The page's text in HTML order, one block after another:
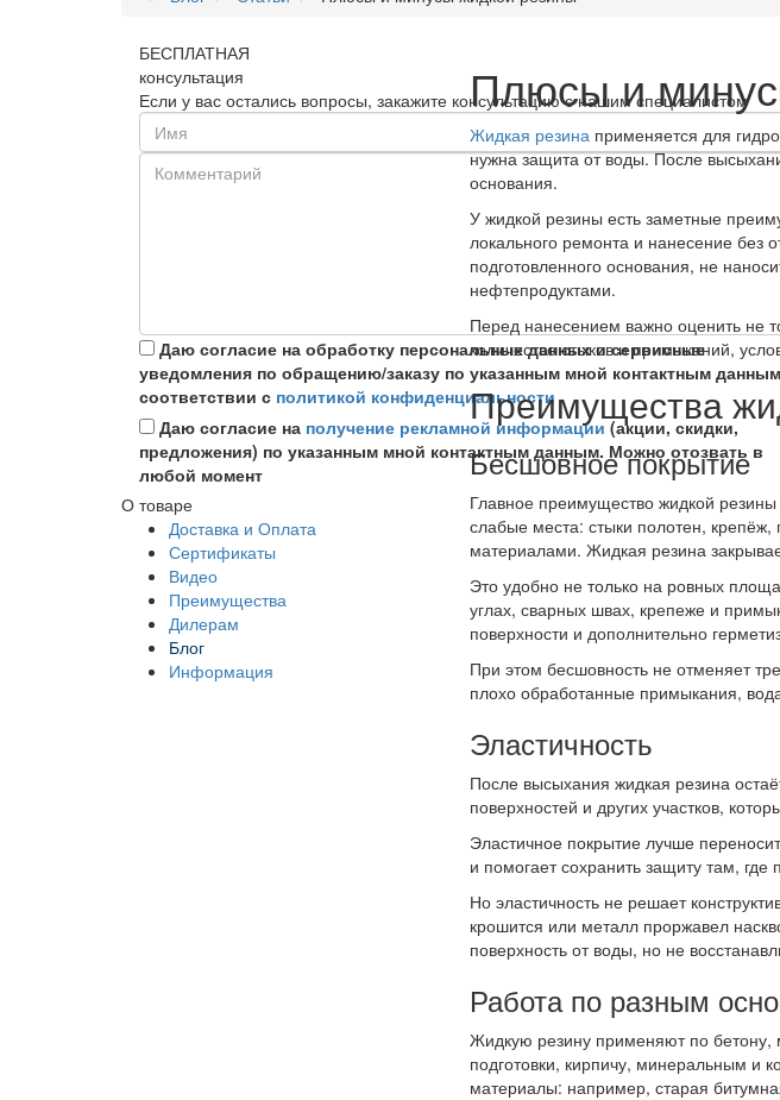
БЕСПЛАТНАЯ
консультация
Если у вас остались вопросы, закажите консультацию с нашим специалистом
Даю согласие на обработку персональных данных и сервисные
уведомления по обращению/заказу по указанным мной контактным
соответствии с политикой конфиденциальности
Даю согласие на получение рекламной информации(акции, скидки,
предложения) по указанным мной контактным данным. Можно отозвать в
любой момент
О товаре
Доставка и Оплата
Сертификаты
Видео
Преимущества
Дилерам
Блог
Информация
Плюсы и
Жидкая резина применяется для
нужна защита от воды. После
основания.
У жидкой резины есть заметные
локального ремонта и нанесение без
подготовленного основания, не
нефтепродуктами.
Перед нанесением важно оценить не
количество стыков и примыканий,
Преимущества
Бесшовное покрытие
Главное преимущество жидкой
слабые места: стыки полотен, крепёж,
материалами. Жидкая резина
Это удобно не только на ровных
углах, сварных швах, крепеже и
поверхности и дополнительно
При этом бесшовность не отменяет
плохо обработанные примыкания,
Эластичность
После высыхания жидкая резина
поверхностей и других участков,
Эластичное покрытие лучше
и помогает сохранить защиту там,
Но эластичность не решает
крошится или металл проржавел
поверхность от воды, но не
Работа по разным
Жидкую резину применяют по бетону,
подготовки, кирпичу, минеральным и
материалы: например, старая